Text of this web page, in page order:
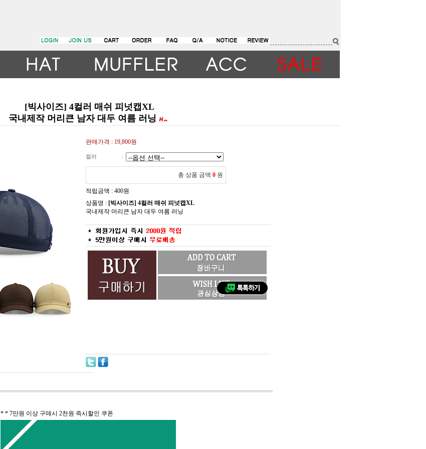
[빅사이즈] 4컬러 매쉬 피넛캡XL
국내제작 머리큰 남자 대두 여름 러닝
판매가격 : 19,800원
컬러 :
총 상품 금액 0 원
적립금액 : 400원
상품명 : [빅사이즈] 4컬러 매쉬 피넛캡XL
국내제작 머리큰 남자 대두 여름 러닝
* * 7만원 이상 구매시 2천원 즉시할인 쿠폰